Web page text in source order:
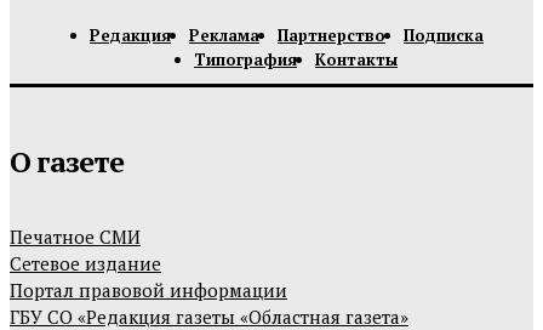
Редакция Реклама Партнерство
Подписка
Типография
Контакты
О газете
Печатное СМИ
Сетевое издание
Портал правовой информации
ГБУ СО «Редакция газеты «Областная газета»